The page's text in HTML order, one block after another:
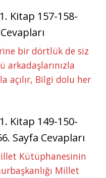
Kitap 157-158-
bir dörtlük de siz
arkadaşlarınızla
açılır, Bilgi dolu her
Kitap 149-150-
Sayfa Cevapları
Kütüphanesinin
Millet